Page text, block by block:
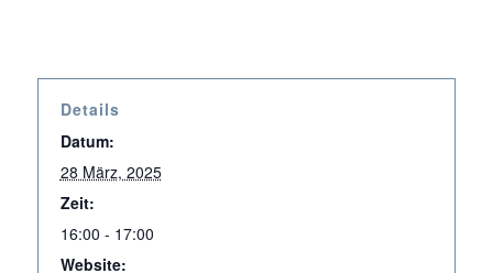
Details
Datum:
28 März, 2025
Zeit:
16:00 - 17:00
Website: